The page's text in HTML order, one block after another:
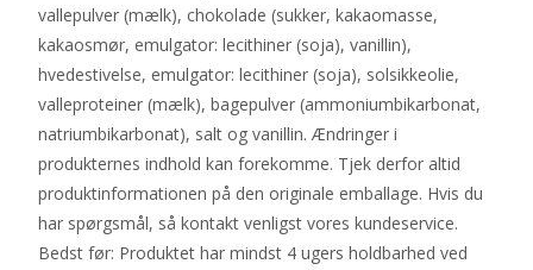
vallepulver (mælk), chokolade (sukker, kakaomasse,
kakaosmør, emulgator: lecithiner (soja), vanillin),
hvedestivelse, emulgator: lecithiner (soja), solsikkeolie,
valleproteiner (mælk), bagepulver (ammoniumbikarbonat,
natriumbikarbonat), salt og vanillin. Ændringer i
produkternes indhold kan forekomme. Tjek derfor altid
produktinformationen på den originale emballage. Hvis du
har spørgsmål, så kontakt venligst vores kundeservice.
Bedst før: Produktet har mindst 4 ugers holdbarhed ved